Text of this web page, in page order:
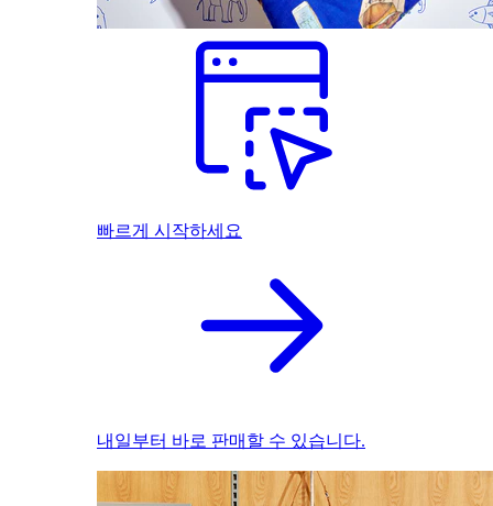
빠르게 시작하세요
내일부터 바로 판매할 수 있습니다.